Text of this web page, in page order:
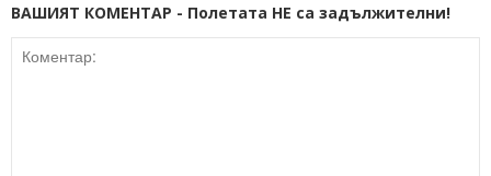
ВАШИЯТ КОМЕНТАР - Полетата НЕ са задължителни!